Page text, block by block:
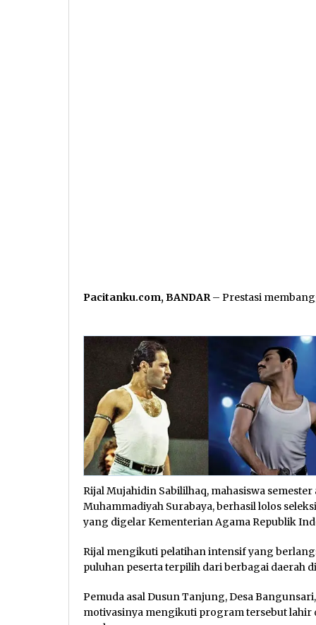
Pacitanku.com, BANDAR– Prestasi
Rijal Mujahidin Sabililhaq, mahasiswa
Muhammadiyah Surabaya, berhasil lolos
yang digelar Kementerian Agama Republik
Rijal mengikuti pelatihan intensif yang
puluhan peserta terpilih dari berbagai daerah
Pemuda asal Dusun Tanjung, Desa
motivasinya mengikuti program tersebut